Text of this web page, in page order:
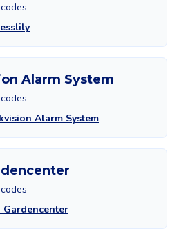
Alarm System
Alarm System
Gardencenter